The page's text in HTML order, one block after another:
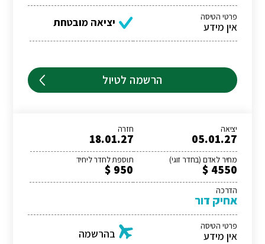
פרטי הטיסה
אין מידע יציאה מובטחת
הרשמה לטיול
יציאה
05.01.27
חזרה
18.01.27
מחיר לאדם (בחדר זוגי)
4550 $
תוספת לחדר ליחיד
950 $
הדרכה
אחיק דור
פרטי הטיסה
אין מידע בהרשמה